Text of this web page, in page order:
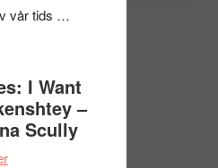
Folkets
en
helt
lysande
vår tids …
I Want
–
Scully
om